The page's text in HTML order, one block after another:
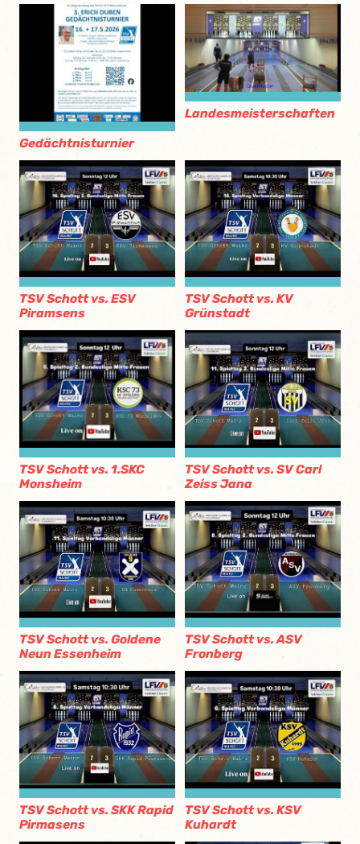
Gedächtnisturnier
Landesmeisterschaften
TSV Schott vs. ESV
Piramsens
TSV Schott vs. KV
Grünstadt
TSV Schott vs. 1.SKC
Monsheim
TSV Schott vs. SV Carl
Zeiss Jana
TSV Schott vs. Goldene
Neun Essenheim
TSV Schott vs. ASV
Fronberg
TSV Schott vs. SKK Rapid
Pirmasens
TSV Schott vs. KSV
Kuhardt